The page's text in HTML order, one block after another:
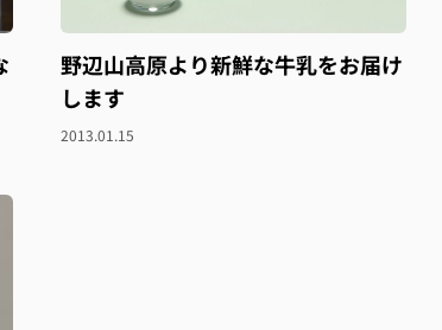
野辺山高原より新鮮な牛乳をお届け
します
2013.01.15